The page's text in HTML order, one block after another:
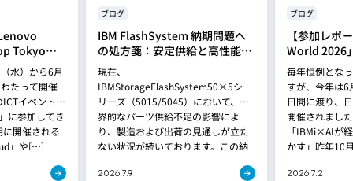
Tokyo
水）から6月
たって開催
イベント
に参加してき
開催される
」や[…]
ブログ
IBM FlashSystem 納期問題へ
の処方箋：安定供給と高性能を
両立する「FlashSystem
5600」への移行提案
現在、
IBMStorageFlashSystem50×5シ
リーズ（5015/5045）において、世
界的なパーツ供給不足の影響によ
り、製造および出荷の見通しが立た
ない状況が続いております。この納
2026.7.9
ブログ
【参加レポ
World 2026
毎年恒例とな
すが、今年は
日間に渡り、
開催されまし
「IBMi×AIが
かす」昨年10
2026.7.2